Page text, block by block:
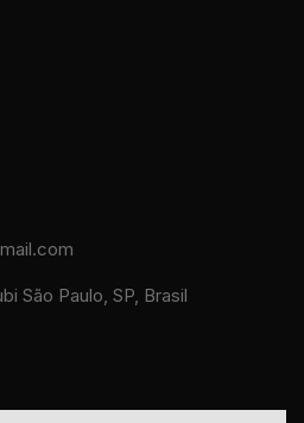
São Paulo, SP, Brasil